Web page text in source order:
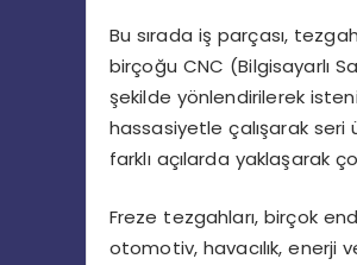
Bu sırada iş parçası,
birçoğu CNC (Bilgisayarlı
şekilde yönlendirilerek
hassasiyetle çalışarak seri
farklı açılarda yaklaşarak
Freze tezgahları, birçok
otomotiv, havacılık, enerji